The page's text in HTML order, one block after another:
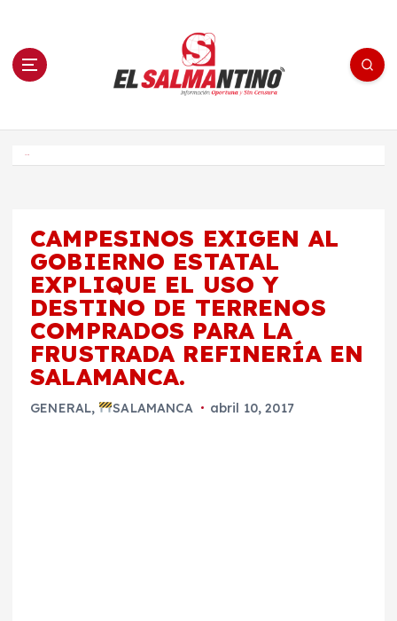
n El Salmantino - medios/noticias/editorial
CAMPESINOS EXIGEN AL
GOBIERNO ESTATAL
EXPLIQUE EL USO Y
DESTINO DE TERRENOS
COMPRADOS PARA LA
FRUSTRADA REFINERÍA EN
SALAMANCA.
GENERAL, SALAMANCA abril 10, 2017